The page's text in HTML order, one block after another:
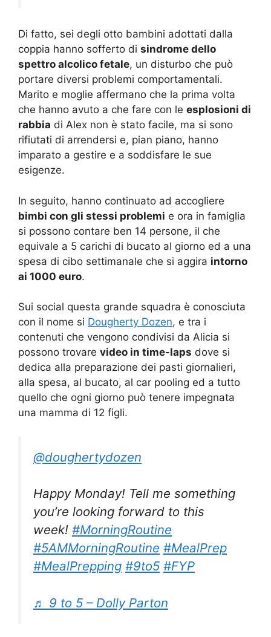
Di fatto, sei degli otto bambini adottati dalla
coppia hanno sofferto di sindrome dello
spettro alcolico fetale, un disturbo che può
portare diversi problemi comportamentali.
Marito e moglie affermano che la prima volta
che hanno avuto a che fare con le esplosioni di
rabbia di Alex non è stato facile, ma si sono
rifiutati di arrendersi e, pian piano, hanno
imparato a gestire e a soddisfare le sue
esigenze.
In seguito, hanno continuato ad accogliere
bimbi con gli stessi problemi e ora in famiglia
si possono contare ben 14 persone, il che
equivale a 5 carichi di bucato al giorno ed a una
spesa di cibo settimanale che si aggira intorno
ai 1000 euro.
Sui social questa grande squadra è conosciuta
con il nome si Dougherty Dozen, e tra i
contenuti che vengono condivisi da Alicia si
possono trovare video in time-laps dove si
dedica alla preparazione dei pasti giornalieri,
alla spesa, al bucato, al car pooling ed a tutto
quello che ogni giorno può tenere impegnata
una mamma di 12 figli.
@doughertydozen
Happy Monday! Tell me something
you’re looking forward to this
week! #MorningRoutine
#5AMMorningRoutine #MealPrep
#MealPrepping #9to5 #FYP
♬ 9 to 5 – Dolly Parton